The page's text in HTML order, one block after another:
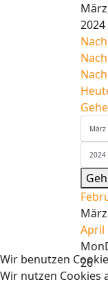
2024
April
Mon
26
Wir benutzen
Wir nutzen Cookies